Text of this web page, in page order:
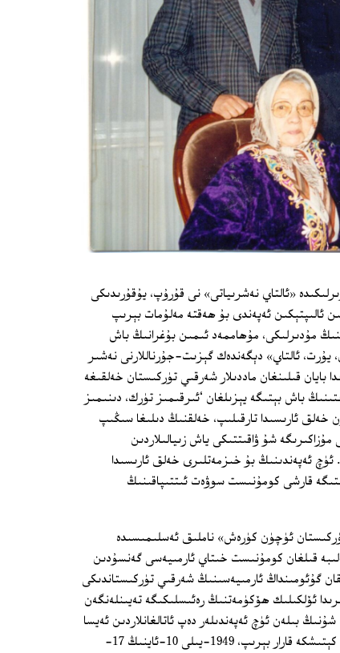
«ئالتاي نەشرىياتى» نى قۇرۇپ، يۇقۇرىدىكى
ئالىپتېكىن ئەپەندى بۇ ھەقتە مەلۇمات بېرىپ
مۇدىرلىكى، مۇھاممەد ئىمىن بۇغرانىڭ باش
يۇرت، ئالتاي» دېگەندەك گېزىت-جۇرناللارنى نەشىر
بايان قىلىنغان ماددىلار شەرقىي تۈركىستان خەلقىغە
باش بېتىگە يېزىلغان ‘ئىرقىمىز تۈرك، دىنىمىز
خەلق ئارىسىدا تارقىلىپ، خەلقنىڭ دىلىغا سىڭىپ
ئۆيدىكى مۇزاكىرىگە شۇ ۋاقىتتىكى ياش زىيالىلاردىن
ئۈچ ئەپەندىنىڭ بۇ خىزمەتلىرى خەلق ئارىسىدا
قارشى كومۇنىست سوۋەت ئىتتىپاقىنىڭ
ئۈچۈن كۈرەش» ناملىق ئەسلىمىسىدە
جەڭدە غەلىبە قىلغان كومۇنىست خىتاي ئارمىيەسى گەنسۇدىن
گۇئومىنداڭ ئارمىيەسىنىڭ شەرقىي تۈركىستاندىكى
بىلەن 1948-يىلىنىڭ ئاخىرىدا ئۆلكىلىك ھۆكۈمەتنىڭ رەئىسلىكىگە تەيىنلەنگەن
بىلەن ئۈچ ئەپەندىلەر دەپ ئاتالغانلاردىن ئەيسا
ئەپەندى بىلەن مۇھاممەد ئەمىن بۇغرا چەتئەلگە چىقىپ كېتىشكە قارار بېرىپ، 1949-يىلى 10-ئاينىڭ 17-